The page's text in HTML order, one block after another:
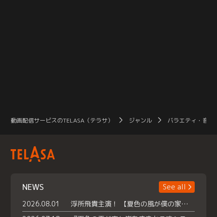
動画配信サービスのTELASA（テラサ） ジャンル バラエティ・音楽
NEWS
See all
2026.08.01
浮所飛貴主演！ 【夏色の風が僕の家にやってきた】 本日よりテラサで独占配信スタート！